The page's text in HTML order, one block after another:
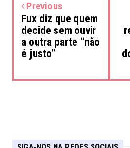
Previous
Fux diz que quem
decide sem ouvir
a outra parte “não
é justo”